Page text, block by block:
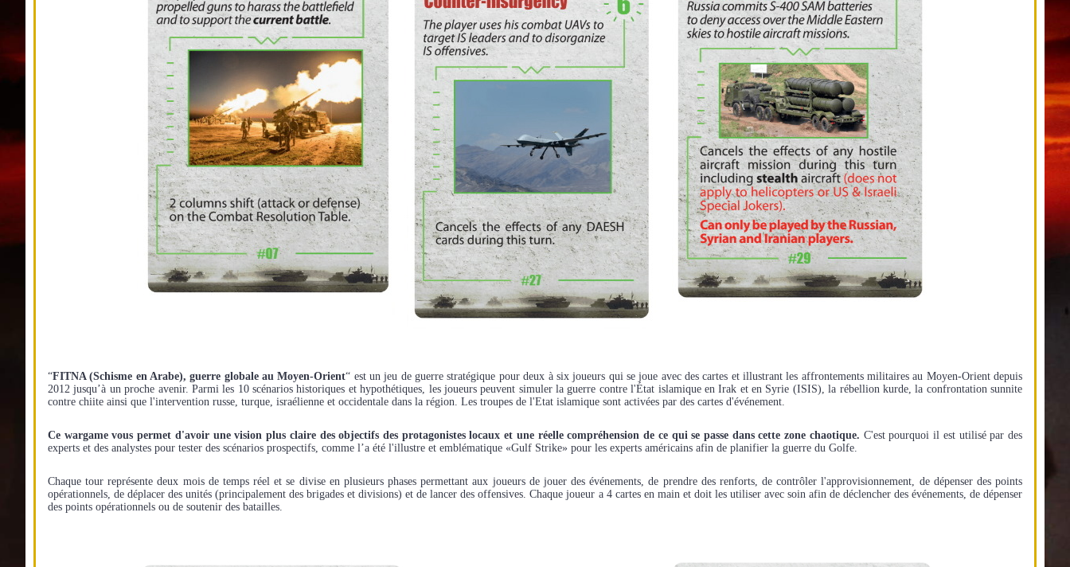
“FITNA (Schisme en Arabe), guerre globale au Moyen-Orient“ est un jeu de guerre stratégique pour deux à six joueurs qui se joue avec des cartes et illustrant les affrontements militaires au Moyen-Orient depuis
2012 jusqu’à un proche avenir. Parmi les 10 scénarios historiques et hypothétiques, les joueurs peuvent simuler la guerre contre l'État islamique en Irak et en Syrie (ISIS), la rébellion kurde, la confrontation sunnite
contre chiite ainsi que l'intervention russe, turque, israélienne et occidentale dans la région. Les troupes de l'Etat islamique sont activées par des cartes d'événement.
Ce wargame vous permet d'avoir une vision plus claire des objectifs des protagonistes locaux et une réelle compréhension de ce qui se passe dans cette zone chaotique. C'est pourquoi il est utilisé par des
experts et des analystes pour tester des scénarios prospectifs, comme l’a été l'illustre et emblématique «Gulf Strike» pour les experts américains afin de planifier la guerre du Golfe.
Chaque tour représente deux mois de temps réel et se divise en plusieurs phases permettant aux joueurs de jouer des événements, de prendre des renforts, de contrôler l'approvisionnement, de dépenser des points
opérationnels, de déplacer des unités (principalement des brigades et divisions) et de lancer des offensives.Chaque joueur a 4 cartes en main et doit les utiliser avec soin afin de déclencher des événements, de dépenser
des points opérationnels ou de soutenir des batailles.